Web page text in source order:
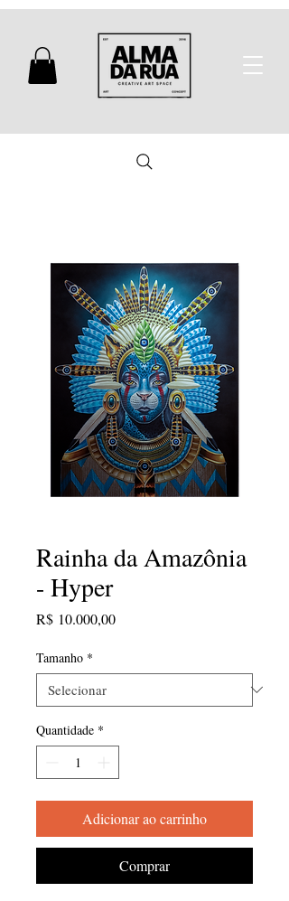
Rainha da Amazônia
- Hyper
R$ 10.000,00Preço
Tamanho *
Quantidade *
Adicionar ao carrinho
Comprar